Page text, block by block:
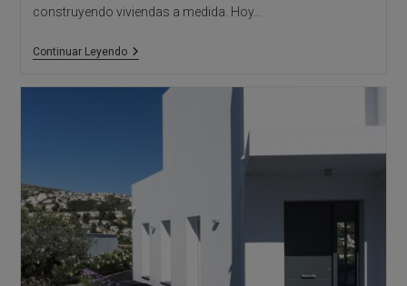
construyendo viviendas a medida. Hoy…
Continuar LeyendoNuevo
Arquitectos